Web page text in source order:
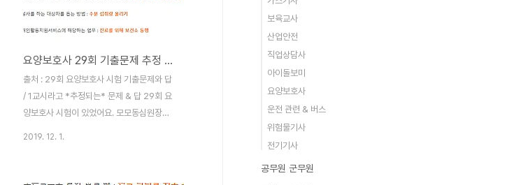
요양보호사 29회 기출문제 추정 정답 : 출처 모모동심원장
출처 : 29회 요양보호사 시험 기출문제와 답
/ 1교시라고 *추정되는* 문제 & 답 29회 요
양보호사 시험이 있었어요. 모모동심원장님
2019. 12. 1.
보육교사
산업안전
직업상담사
아이돌보미
요양보호사
운전 관련 & 버스
위험물기사
전기기사
공무원 군무원